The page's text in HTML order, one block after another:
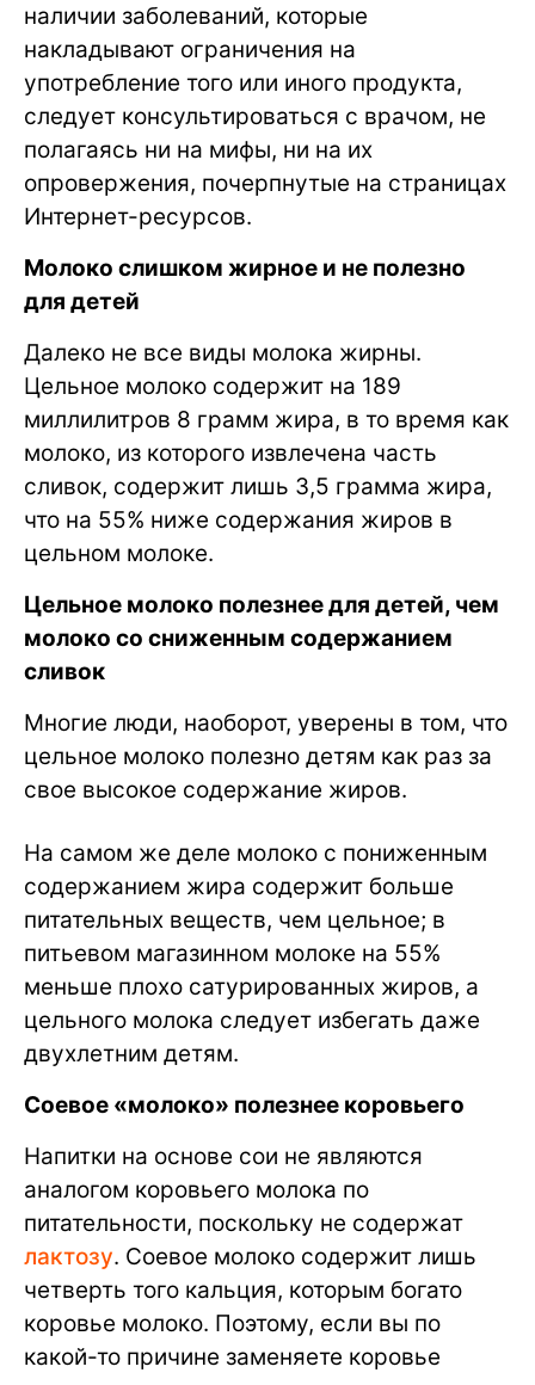
наличии заболеваний, которые
накладывают ограничения на
употребление того или иного продукта,
следует консультироваться с врачом, не
полагаясь ни на мифы, ни на их
опровержения, почерпнутые на страницах
Интернет-ресурсов.
Молоко слишком жирное и не полезно
для детей
Далеко не все виды молока жирны.
Цельное молоко содержит на 189
миллилитров 8 грамм жира, в то время как
молоко, из которого извлечена часть
сливок, содержит лишь 3,5 грамма жира,
что на 55% ниже содержания жиров в
цельном молоке.
Цельное молоко полезнее для детей, чем
молоко со сниженным содержанием
сливок
Многие люди, наоборот, уверены в том, что
цельное молоко полезно детям как раз за
свое высокое содержание жиров.
На самом же деле молоко с пониженным
содержанием жира содержит больше
питательных веществ, чем цельное; в
питьевом магазинном молоке на 55%
меньше плохо сатурированных жиров, а
цельного молока следует избегать даже
двухлетним детям.
Соевое «молоко» полезнее коровьего
Напитки на основе сои не являются
аналогом коровьего молока по
питательности, поскольку не содержат
лактозу. Соевое молоко содержит лишь
четверть того кальция, которым богато
коровье молоко. Поэтому, если вы по
какой-то причине заменяете коровье